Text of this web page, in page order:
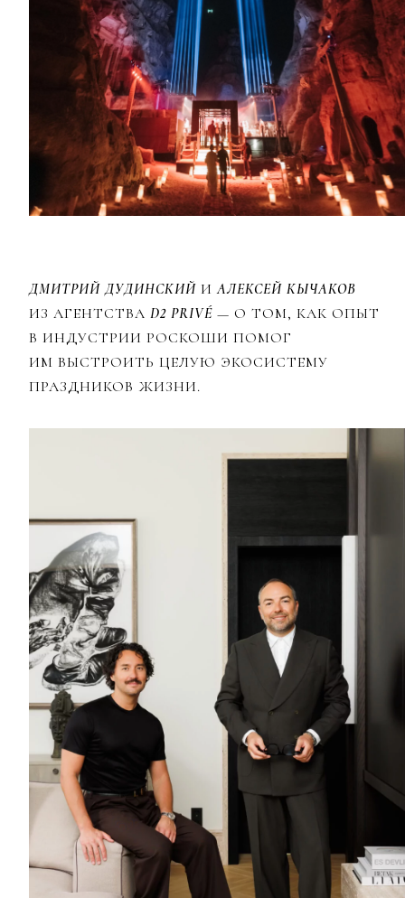
ДМИТРИЙ ДУДИНСКИЙ ИАЛЕКСЕЙ КЫЧАКОВ
ИЗ АГЕНТСТВА D2 PRIVÉ — О ТОМ, КАК ОПЫТ
В ИНДУСТРИИ РОСКОШИ ПОМОГ
ИМ ВЫСТРОИТЬ ЦЕЛУЮ ЭКОСИСТЕМУ
ПРАЗДНИКОВ ЖИЗНИ.